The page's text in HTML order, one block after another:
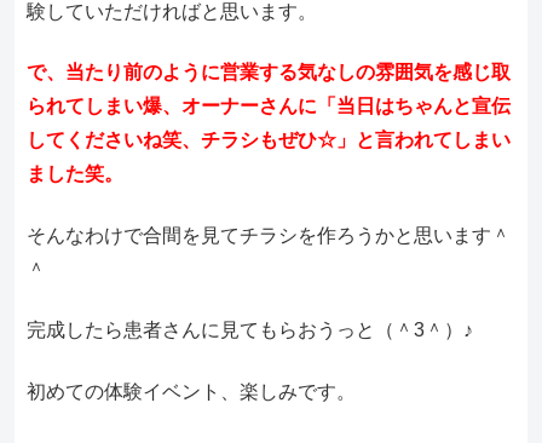
験していただければと思います。
で、当たり前のように営業する気なしの雰囲気を感じ取
られてしまい爆、オーナーさんに「当日はちゃんと宣伝
してくださいね笑、チラシもぜひ☆」と言われてしまい
ました笑。
そんなわけで合間を見てチラシを作ろうかと思います＾
＾
完成したら患者さんに見てもらおうっと（＾3＾）♪
初めての体験イベント、楽しみです。